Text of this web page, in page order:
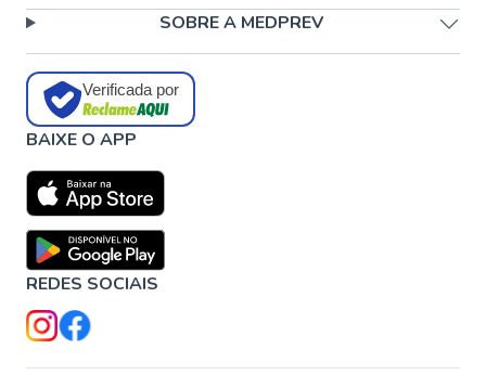
SOBRE A MEDPREV
Verificada por
BAIXE O APP
REDES SOCIAIS